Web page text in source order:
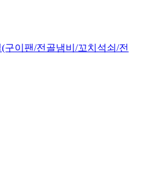
구이팬/전골냄비/꼬치석쇠/전